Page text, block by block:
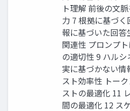
ト理解 前後の文
力 7 根拠に基づ
報に基づいた回答
関連性 プロンプ
の適切性 9 ハル
実に基づかない情
スト効率性 トー
ストの最適化 11
間の最適化 12 ス